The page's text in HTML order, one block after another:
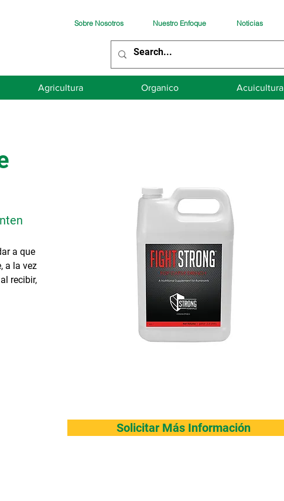
Sobre Nosotros Nuestro Enfoque Noticias
Agricultura Organico Acuicultura
a que
a la vez
recibir,
Solicitar Más Información